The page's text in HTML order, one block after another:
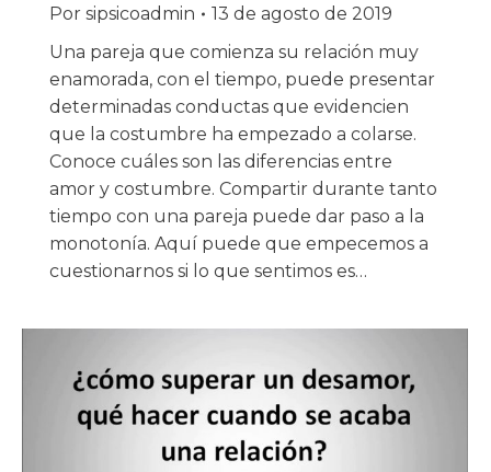
Por sipsicoadmin
13 de agosto de 2019
Una pareja que comienza su relación muy
enamorada, con el tiempo, puede presentar
determinadas conductas que evidencien
que la costumbre ha empezado a colarse.
Conoce cuáles son las diferencias entre
amor y costumbre. Compartir durante tanto
tiempo con una pareja puede dar paso a la
monotonía. Aquí puede que empecemos a
cuestionarnos si lo que sentimos es…